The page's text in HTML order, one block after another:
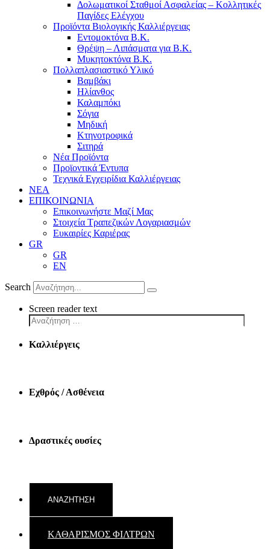
Δολωματικοί Σταθμοί Ασφαλείας – Κολλητικές
Παγίδες Ελέγχου
Προϊόντα Βιολογικής Καλλιέργειας
Εντομοκτόνα Β.Κ.
Θρέψη – Λιπάσματα για Β.Κ.
Μυκητοκτόνα Β.Κ.
Πολλαπλασιαστικό Υλικό
Βαμβάκι
Ηλίανθος
Καλαμπόκι
Σόγια
Μηδική
Κτηνοτροφικά
Σιτηρά
Νέα Προϊόντα
Προϊοντικά Έντυπα
Τεχνικά Εγχειρίδια Καλλιέργειας
ΝΕΑ
ΕΠΙΚΟΙΝΩΝΙΑ
Επικοινωνήστε Μαζί Μας
Στοιχεία Τραπεζικών Λογαριασμών
Ευκαιρίες Καριέρας
GR
GR
EN
Search
Screen reader text
Καλλιέργεις
Εχθρός / Ασθένεια
Δραστικές ουσίες
ΚΑΘΑΡΙΣΜΟΣ ΦΙΛΤΡΩΝ